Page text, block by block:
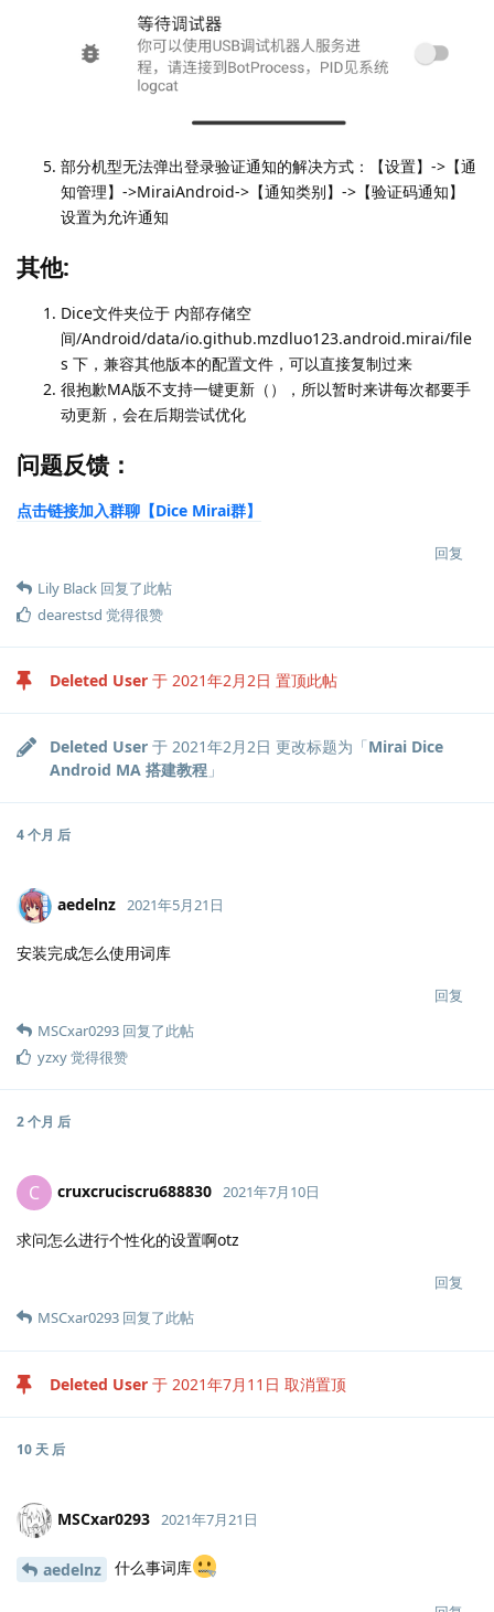
部分机型无法弹出登录验证通知的解决方式：【设置】->【通
知管理】->MiraiAndroid->【通知类别】->【验证码通知】
设置为允许通知
其他:
Dice文件夹位于 内部存储空
间/Android/data/io.github.mzdluo123.android.mirai/file
s 下，兼容其他版本的配置文件，可以直接复制过来
很抱歉MA版不支持一键更新（），所以暂时来讲每次都要手
动更新，会在后期尝试优化
问题反馈：
点击链接加入群聊【Dice Mirai群】
回复
Lily Black 回复了此帖
dearestsd 觉得很赞
Deleted User 于 2021年2月2日 置顶此帖
Deleted User 于 2021年2月2日 更改标题为「Mirai Dice
Android MA 搭建教程 」
4 个月 后
aedelnz 2021年5月21日
安装完成怎么使用词库
回复
MSCxar0293 回复了此帖
yzxy觉得很赞
2 个月 后
C cruxcruciscru688830 2021年7月10日
求问怎么进行个性化的设置啊otz
回复
MSCxar0293 回复了此帖
Deleted User 于 2021年7月11日 取消置顶
10 天 后
MSCxar0293 2021年7月21日
aedelnz 什么事词库